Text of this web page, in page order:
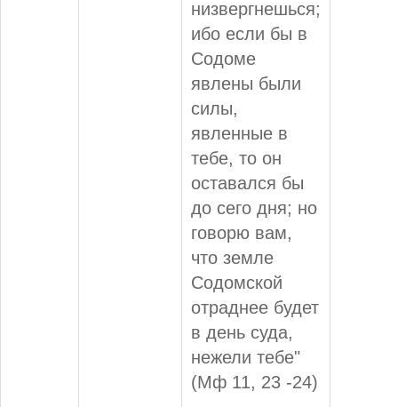
низвергнешься;
ибо если бы в
Содоме
явлены были
силы,
явленные в
тебе, то он
оставался бы
до сего дня; но
говорю вам,
что земле
Содомской
отраднее будет
в день суда,
нежели тебе"
(Мф 11, 23 -24)